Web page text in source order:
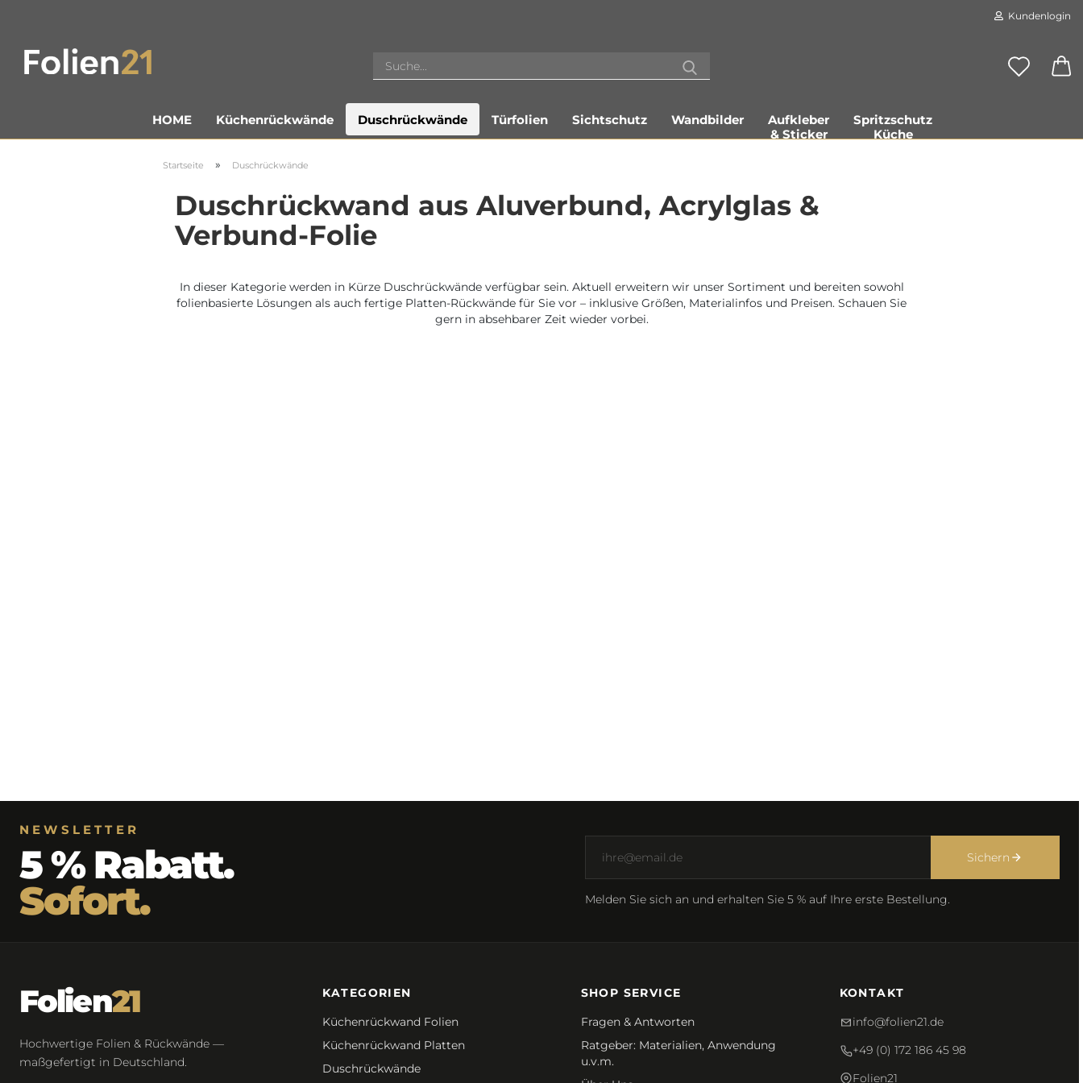
Kundenlogin
HOME Küchenrückwände Duschrückwände Türfolien Sichtschutz Wandbilder
Aufkleber
& Sticker
Spritzschutz
Küche
Startseite » Duschrückwände
Duschrückwand aus Aluverbund, Acrylglas &
Verbund-Folie
In dieser Kategorie werden in Kürze Duschrückwände verfügbar sein. Aktuell erweitern wir unser Sortiment und bereiten sowohl
folienbasierte Lösungen als auch fertige Platten-Rückwände für Sie vor – inklusive Größen, Materialinfos und Preisen. Schauen Sie
gern in absehbarer Zeit wieder vorbei.
NEWSLETTER
5 % Rabatt.
Sofort.
Sichern
Melden Sie sich an und erhalten Sie 5 % auf Ihre erste Bestellung.
Folien21
Hochwertige Folien & Rückwände —
maßgefertigt in Deutschland.
KATEGORIEN
Küchenrückwand Folien
Küchenrückwand Platten
Duschrückwände
SHOP SERVICE
Fragen & Antworten
Ratgeber: Materialien, Anwendung
u.v.m.
KONTAKT
info@folien21.de
+49 (0) 172 186 45 98
Folien21